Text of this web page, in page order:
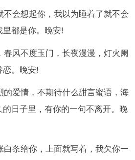
不会想起你，我以为睡着了就不会
都是你。晚安!
春风不度玉门，长夜漫漫，灯火阑
恋。晚安!
的爱情，不期待什么甜言蜜语，海
日子里，有你的一句不离开。晚
白条给你，上面就写着，我欠你一